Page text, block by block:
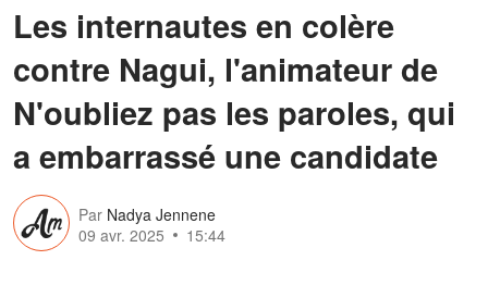
Les internautes en colère
contre Nagui, l'animateur de
N'oubliez pas les paroles, qui
a embarrassé une candidate
Par Nadya Jennene
09 avr. 2025
15:44